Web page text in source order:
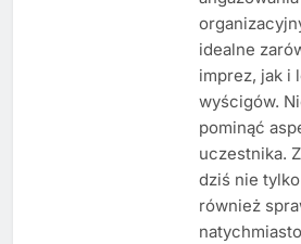
idealne
imprez, jak i
wyścigów.
pominąć
uczestnika.
dziś nie
również